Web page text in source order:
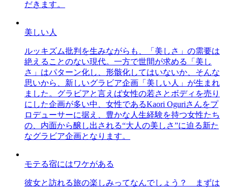
だきます。
美しい人
ルッキズム批判を生みながらも、「美しさ」の需要は
絶えることのない現代。一方で世間が求める「美し
さ」はパターン化し、形骸化してはいないか、そんな
思いから、新しいグラビア企画「美しい人」が生まれ
ました。グラビアと言えば女性の若さとボディを売り
にした企画が多い中、女性であるKaori Oguriさんをプ
ロデューサーに据え、豊かな人生経験を持つ女性たち
の、内面から醸し出される“大人の美しさ”に迫る新た
なグラビア企画となります。
モテる宿にはワケがある
彼女と訪れる旅の楽しみってなんでしょう？ まずは